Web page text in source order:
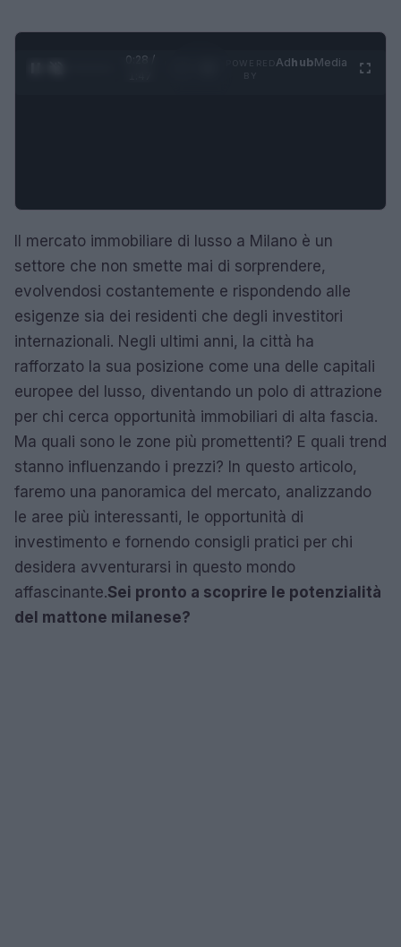
0:29 /
AdhubMedia
Il mercato immobiliare di lusso a Milano è un
settore che non smette mai di sorprendere,
evolvendosi costantemente e rispondendo alle
esigenze sia dei residenti che degli investitori
internazionali. Negli ultimi anni, la città ha
rafforzato la sua posizione come una delle capitali
europee del lusso, diventando un polo di attrazione
per chi cerca opportunità immobiliari di alta fascia.
Ma quali sono le zone più promettenti? E quali trend
stanno influenzando i prezzi? In questo articolo,
faremo una panoramica del mercato, analizzando
le aree più interessanti, le opportunità di
investimento e fornendo consigli pratici per chi
desidera avventurarsi in questo mondo
affascinante.Sei pronto a scoprire le potenzialità
del mattone milanese?